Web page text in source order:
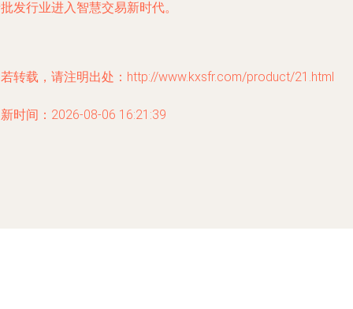
发行业进入智慧交易新时代。
转载，请注明出处：http://www.kxsfr.com/product/21.html
时间：2026-08-06 16:21:39